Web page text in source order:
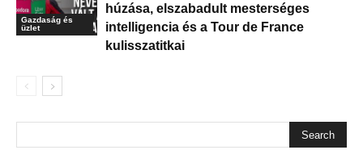
Gazdaság és
üzlet
húzása, elszabadult mesterséges
intelligencia és a Tour de France
kulisszatitkai